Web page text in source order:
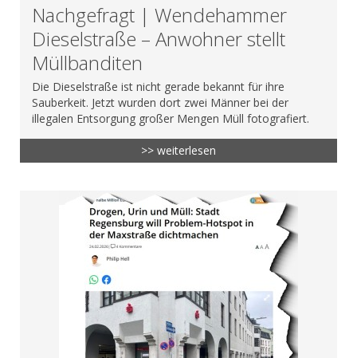
Nachgefragt | Wendehammer
Dieselstraße – Anwohner stellt
Müllbanditen
Die Dieselstraße ist nicht gerade bekannt für ihre
Sauberkeit. Jetzt wurden dort zwei Männer bei der
illegalen Entsorgung großer Mengen Müll fotografiert.
>> weiterlesen